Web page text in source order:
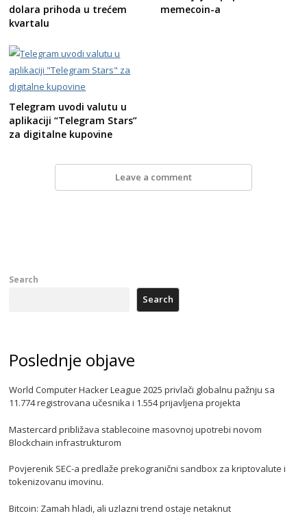
dolara prihoda u trećem
kvartalu
memecoin-a
Telegram uvodi valutu u
aplikaciji “Telegram Stars”
za digitalne kupovine
Leave a comment
Search
Search
Poslednje objave
World Computer Hacker League 2025 privlači globalnu pažnju sa
11.774 registrovana učesnika i 1.554 prijavljena projekta
Mastercard približava stablecoine masovnoj upotrebi novom
Blockchain infrastrukturom
Povjerenik SEC-a predlaže prekogranični sandbox za kriptovalute i
tokenizovanu imovinu.
Bitcoin: Zamah hladi, ali uzlazni trend ostaje netaknut